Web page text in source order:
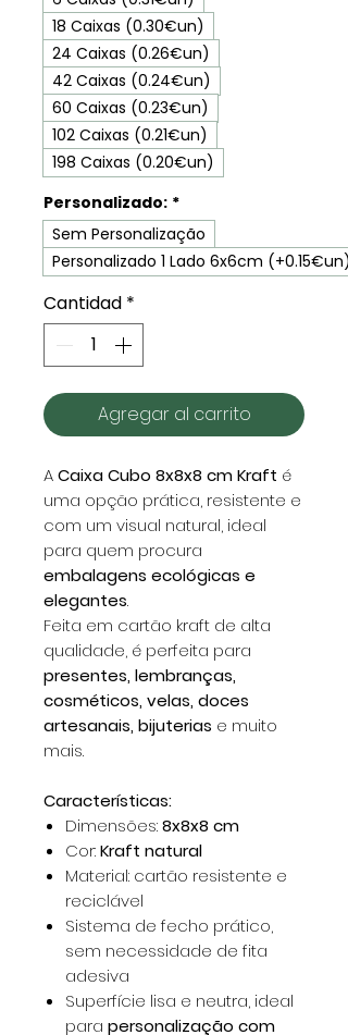
18 Caixas (0.30€un)
24 Caixas (0.26€un)
42 Caixas (0.24€un)
60 Caixas (0.23€un)
102 Caixas (0.21€un)
198 Caixas (0.20€un)
Personalizado: *
Sem Personalização
Personalizado 1 Lado 6x6cm (+0.15€un)
Cantidad *
Agregar al carrito
ACaixa Cubo 8x8x8 cm Kraft é
uma opção prática, resistente e
com um visual natural, ideal
para quem procura
embalagens ecológicas e
elegantes.
Feita em cartão kraft de alta
qualidade, é perfeita para
presentes, lembranças,
cosméticos, velas, doces
artesanais, bijuterias e muito
mais.
Características:
Dimensões:8x8x8 cm
Cor:Kraft natural
Material: cartão resistente e
reciclável
Sistema de fecho prático,
sem necessidade de fita
adesiva
Superfície lisa e neutra, ideal
para personalização com